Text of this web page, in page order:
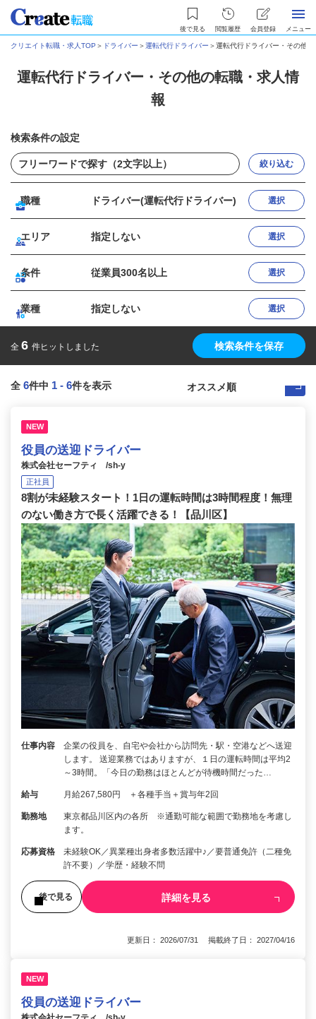
後で見る 閲覧履歴 会員登録 メニュー
クリエイト転職・求人TOP ＞ ドライバー ＞運転代行ドライバー ＞運転代行ドライバー・その他
運転代行ドライバー・その他の転職・求人情
報
検索条件の設定
絞り込む
職種 ドライバー(運転代行ドライバー) 選択
エリア 指定しない 選択
条件 従業員300名以上 選択
業種 指定しない 選択
全 6 件ヒットしました 検索条件を保存
全 6件中 1 - 6件を表示
NEW
役員の送迎ドライバー
株式会社セーフティ /sh-y
正社員
8割が未経験スタート！1日の運転時間は3時間程度！無理
のない働き方で長く活躍できる！【品川区】
仕事内容
企業の役員を、自宅や会社から訪問先・駅・空港などへ送迎
します。 送迎業務ではありますが、１日の運転時間は平均2
～3時間。「今日の勤務はほとんどが待機時間だった…
給与 月給267,580円 ＋各種手当＋賞与年2回
勤務地
東京都品川区内の各所 ※通勤可能な範囲で勤務地を考慮し
ます。
応募資格
未経験OK／異業種出身者多数活躍中♪／要普通免許（二種免
許不要）／学歴・経験不問
後で見る 詳細を見る
更新日： 2026/07/31 掲載終了日： 2027/04/16
NEW
役員の送迎ドライバー